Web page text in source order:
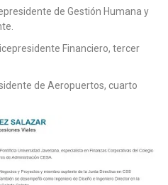
de Gestión Humana y
Financiero, tercer
de Aeropuertos, cuarto